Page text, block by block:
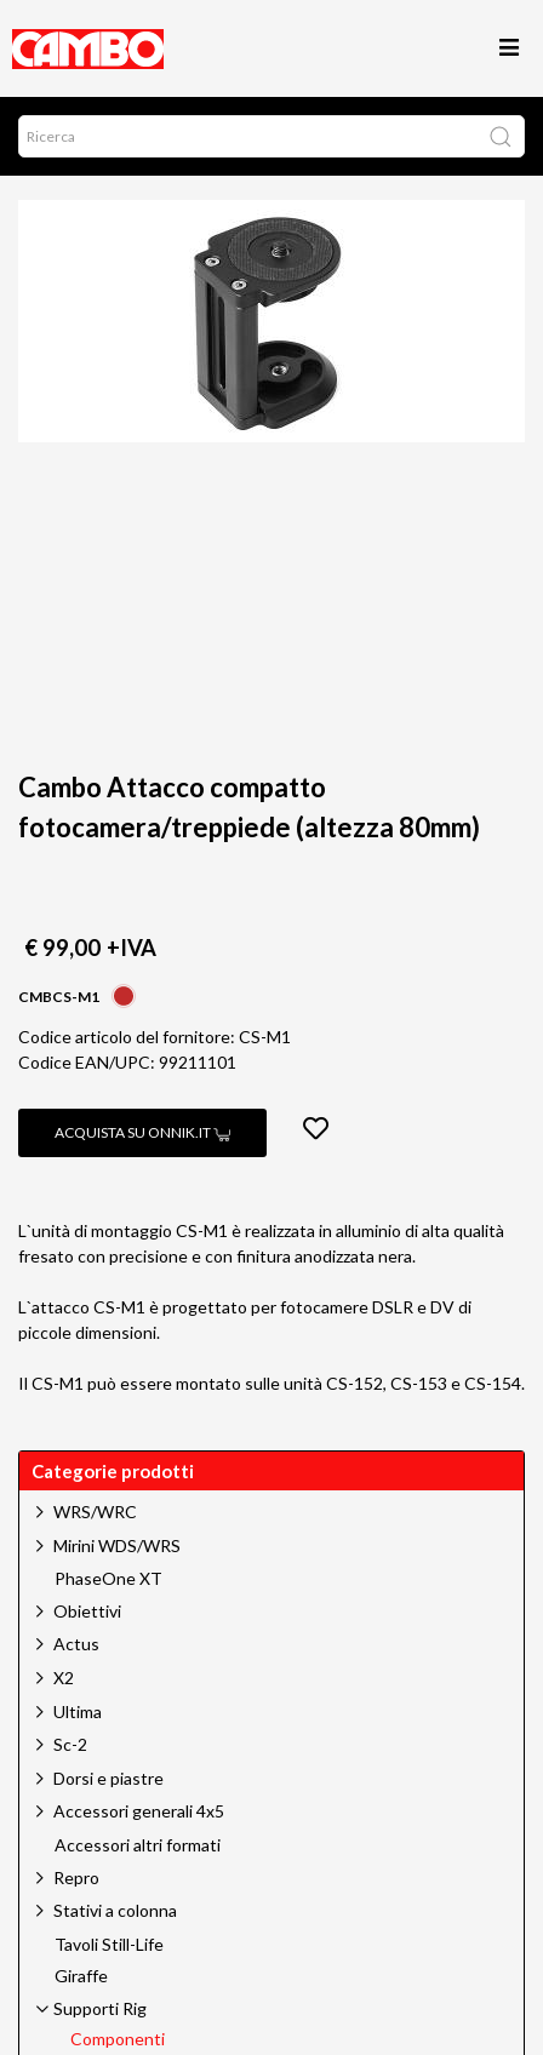
Cambo Attacco compatto
fotocamera/treppiede (altezza 80mm)
€ 99,00 +IVA
CMBCS-M1
Codice articolo del fornitore: CS-M1
Codice EAN/UPC: 99211101
ACQUISTA SU ONNIK.IT
L`unità di montaggio CS-M1 è realizzata in alluminio di alta qualità
fresato con precisione e con finitura anodizzata nera.
L`attacco CS-M1 è progettato per fotocamere DSLR e DV di
piccole dimensioni.
Il CS-M1 può essere montato sulle unità CS-152, CS-153 e CS-154.
Categorie prodotti
WRS/WRC
Mirini WDS/WRS
PhaseOne XT
Obiettivi
Actus
X2
Ultima
Sc-2
Dorsi e piastre
Accessori generali 4x5
Accessori altri formati
Repro
Stativi a colonna
Tavoli Still-Life
Giraffe
Supporti Rig
Componenti